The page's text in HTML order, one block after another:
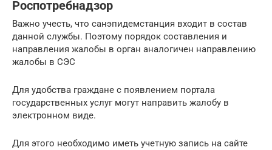
Роспотребнадзор
Важно учесть, что санэпидемстанция входит в состав
данной службы. Поэтому порядок составления и
направления жалобы в орган аналогичен направлению
жалобы в СЭС
Для удобства граждане с появлением портала
государственных услуг могут направить жалобу в
электронном виде.
Для этого необходимо иметь учетную запись на сайте